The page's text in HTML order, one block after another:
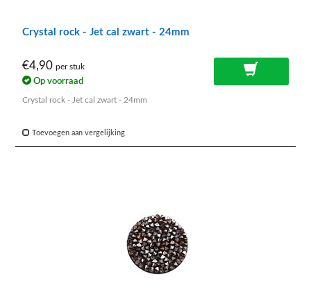
Crystal rock - Jet cal zwart - 24mm
€4,90 per stuk
Op voorraad
Crystal rock - Jet cal zwart - 24mm
Toevoegen aan vergelijking